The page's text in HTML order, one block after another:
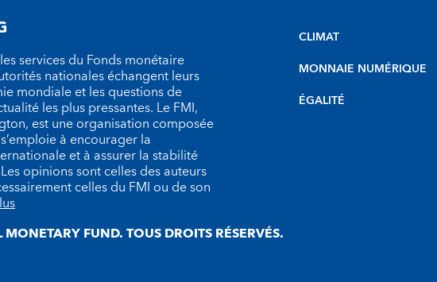
services du Fonds monétaire
nationales échangent leurs
mondiale et les questions de
les plus pressantes. Le FMI,
est une organisation composée
à encourager la
et à assurer la stabilité
opinions sont celles des auteurs
celles du FMI ou de son
CLIMAT
MONNAIE NUMÉRIQUE
ÉGALITÉ
FUND. TOUS DROITS RÉSERVÉS.